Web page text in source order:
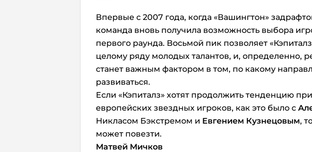
Впервые с 2007 года, когда «Вашингтон»
команда вновь получила возможность выбора
первого раунда. Восьмой пик позволяет
целому ряду молодых талантов, и, определенно,
станет важным фактором в том, по какому
развиваться.
Если «Кэпиталз» хотят продолжить тенденцию
европейских звездных игроков, как это было с
Никласом Бэкстремом и Евгением Кузнецовым,
может повезти.
Матвей Мичков